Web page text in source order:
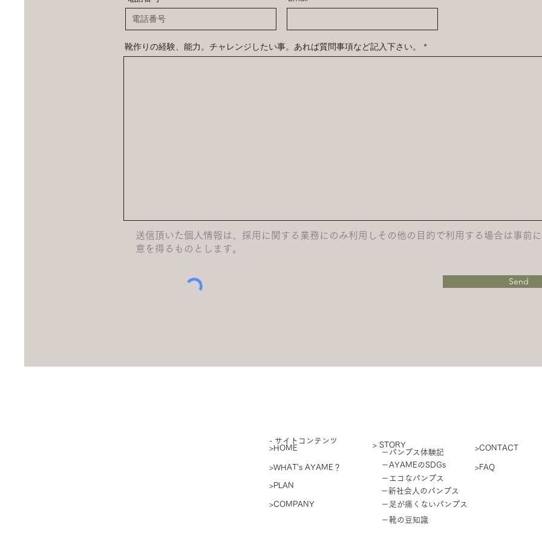
靴作りの経験、能力。チャレンジしたい事。あれば質問事項など記入下さい。
送信頂いた個人情報は、採用に関する業務にのみ利用しその他の目的で利用する場合は事前
意を得るものとします。
Send
​- サイトコンテンツ
>HOME
>WHAT's AYAME？
>PLAN
>COMPANY
> STORY
－エコなパンプス
－新社会人のパンプス
－足が痛くないパンプス
－AYAMEのSDGs
－靴の豆知識
－パンプス体験記
>CONTACT
>FAQ